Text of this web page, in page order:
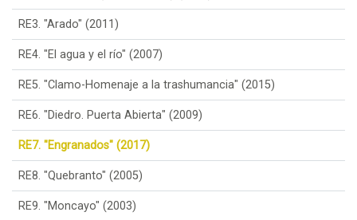
RE3. "Arado" (2011)
RE4. "El agua y el río" (2007)
RE5. "Clamo-Homenaje a la trashumancia" (2015)
RE6. "Diedro. Puerta Abierta" (2009)
RE7. "Engranados" (2017)
RE8. "Quebranto" (2005)
RE9. "Moncayo" (2003)